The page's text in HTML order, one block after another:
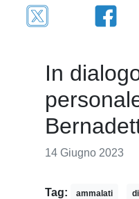
In
14 Giugno 2023
Tag: ammalati